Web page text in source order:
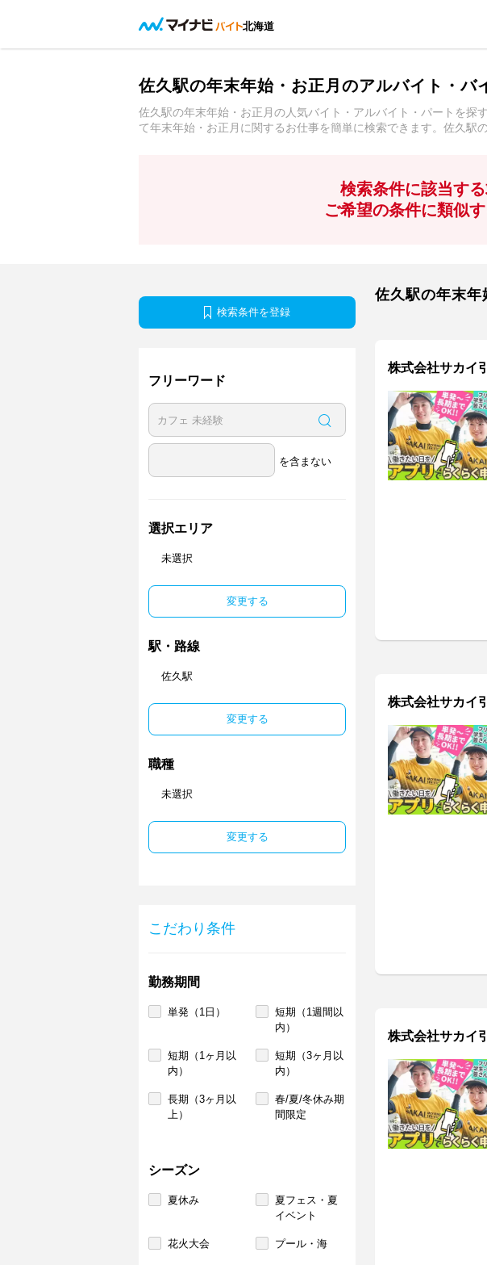
北海道
佐久駅の年末年始・お正月のアルバイト・バ
佐久駅の年末年始・お正月の人気バイト・アルバイト・パートを探
て年末年始・お正月に関するお仕事を簡単に検索できます。佐久駅
検索条件に該当す
ご希望の条件に類似
検索条件を登録
フリーワード
を含まない
選択エリア
未選択
変更する
駅・路線
佐久駅
変更する
職種
未選択
変更する
こだわり条件
勤務期間
単発（1日）
短期（1週間以
内）
短期（1ヶ月以
内）
短期（3ヶ月以
内）
長期（3ヶ月以
上）
春/夏/冬休み期
間限定
シーズン
夏休み
夏フェス・夏
イベント
花火大会 プール・海
佐久駅の年末年
株式会社サカイ
株式会社サカイ
株式会社サカイ